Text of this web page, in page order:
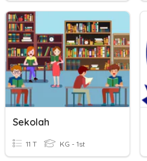
Sekolah
11 T KG - 1st